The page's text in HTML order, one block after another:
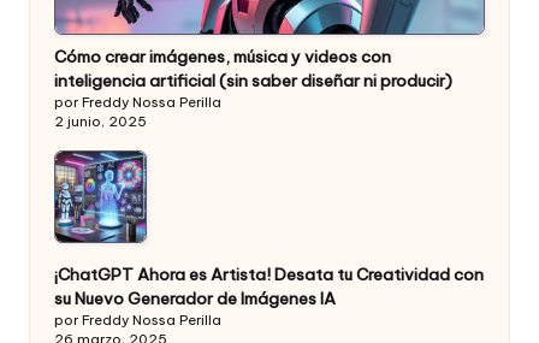
Cómo crear imágenes, música y videos con
inteligencia artificial (sin saber diseñar ni producir)
por Freddy Nossa Perilla
2 junio, 2025
¡ChatGPT Ahora es Artista! Desata tu Creatividad con
su Nuevo Generador de Imágenes IA
por Freddy Nossa Perilla